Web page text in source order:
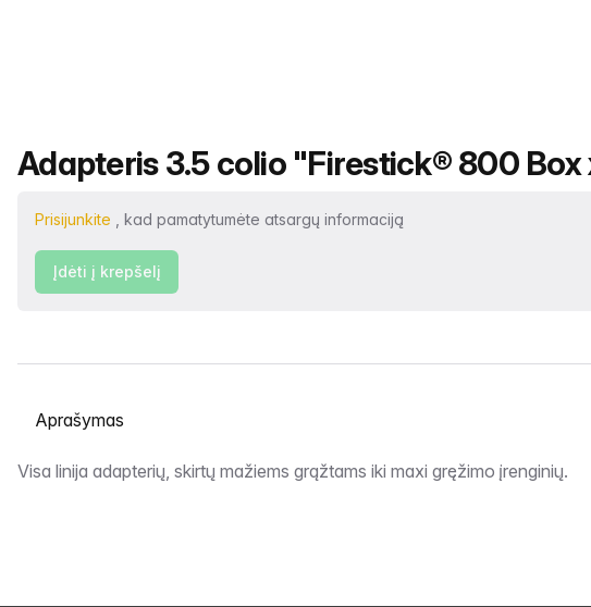
Produkto pavadinimas
Adapteris 3.5 colio "Firestick® 800 Box
Prisijunkite , kad pamatytumėte atsargų informaciją
Įdėti į krepšelį
Pasirinkite skirtuką
Aprašymas
Visa linija adapterių, skirtų mažiems grąžtams iki maxi gręžimo įrenginių.